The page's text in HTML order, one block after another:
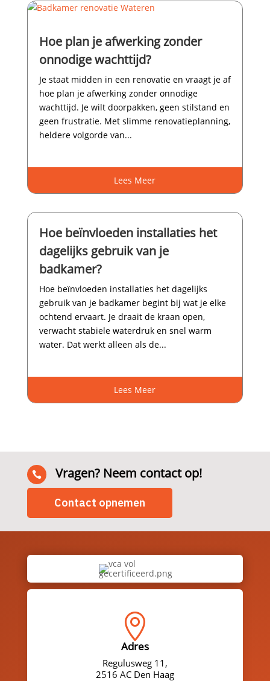
Hoe plan je afwerking zonder
onnodige wachttijd?
Je staat midden in een renovatie en vraagt je af
hoe plan je afwerking zonder onnodige
wachttijd.​ Je wilt doorpakken, geen stilstand en
geen frustratie.​ Met slimme renovatieplanning,
heldere volgorde van...
Lees Meer
Hoe beïnvloeden installaties het
dagelijks gebruik van je
badkamer?
Hoe beïnvloeden installaties het dagelijks
gebruik van je badkamer begint bij wat je elke
ochtend ervaart.​ Je draait de kraan open,
verwacht stabiele waterdruk en snel warm
water.​ Dat werkt alleen als de...
Lees Meer
 Vragen? Neem contact op!
Contact opnemen

Adres
Regulusweg 11,
2516 AC Den Haag